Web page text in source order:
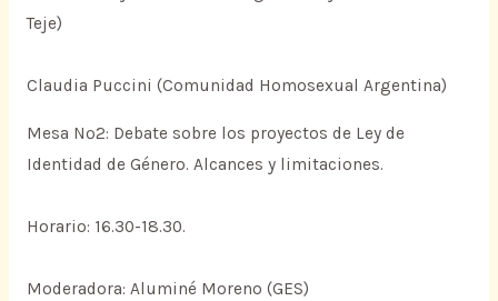
Teje)
Claudia Puccini (Comunidad Homosexual Argentina)
Mesa Nº2: Debate sobre los proyectos de Ley de
Identidad de Género. Alcances y limitaciones.
Horario: 16.30-18.30.
Moderadora: Aluminé Moreno (GES)